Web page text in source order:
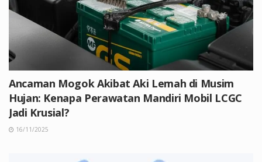
Ancaman Mogok Akibat Aki Lemah di Musim
Hujan: Kenapa Perawatan Mandiri Mobil LCGC
Jadi Krusial?
16/11/2025